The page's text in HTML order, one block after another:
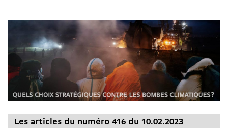
Les articles du numéro 416 du 10.02.2023